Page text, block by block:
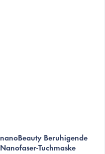
nanoBeauty Beruhigende
Nanofaser-Tuchmaske